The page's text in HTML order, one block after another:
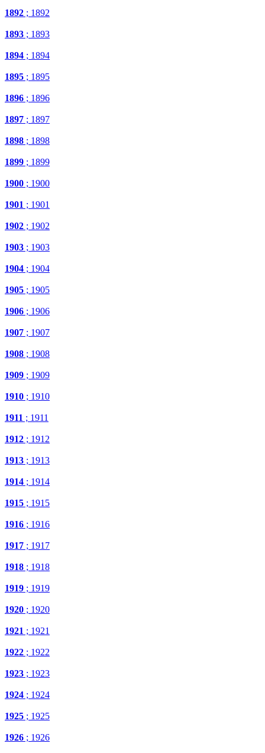
1892 ; 1892
1893 ; 1893
1894 ; 1894
1895 ; 1895
1896 ; 1896
1897 ; 1897
1898 ; 1898
1899 ; 1899
1900 ; 1900
1901 ; 1901
1902 ; 1902
1903 ; 1903
1904 ; 1904
1905 ; 1905
1906 ; 1906
1907 ; 1907
1908 ; 1908
1909 ; 1909
1910 ; 1910
1911 ; 1911
1912 ; 1912
1913 ; 1913
1914 ; 1914
1915 ; 1915
1916 ; 1916
1917 ; 1917
1918 ; 1918
1919 ; 1919
1920 ; 1920
1921 ; 1921
1922 ; 1922
1923 ; 1923
1924 ; 1924
1925 ; 1925
1926 ; 1926